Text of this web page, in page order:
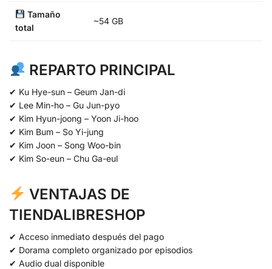
Tamaño
total
~54 GB
REPARTO PRINCIPAL
✔ Ku Hye-sun – Geum Jan-di
✔ Lee Min-ho – Gu Jun-pyo
✔ Kim Hyun-joong – Yoon Ji-hoo
✔ Kim Bum – So Yi-jung
✔ Kim Joon – Song Woo-bin
✔ Kim So-eun – Chu Ga-eul
VENTAJAS DE
TIENDALIBRESHOP
✔ Acceso inmediato después del pago
✔ Dorama completo organizado por episodios
✔ Audio dual disponible